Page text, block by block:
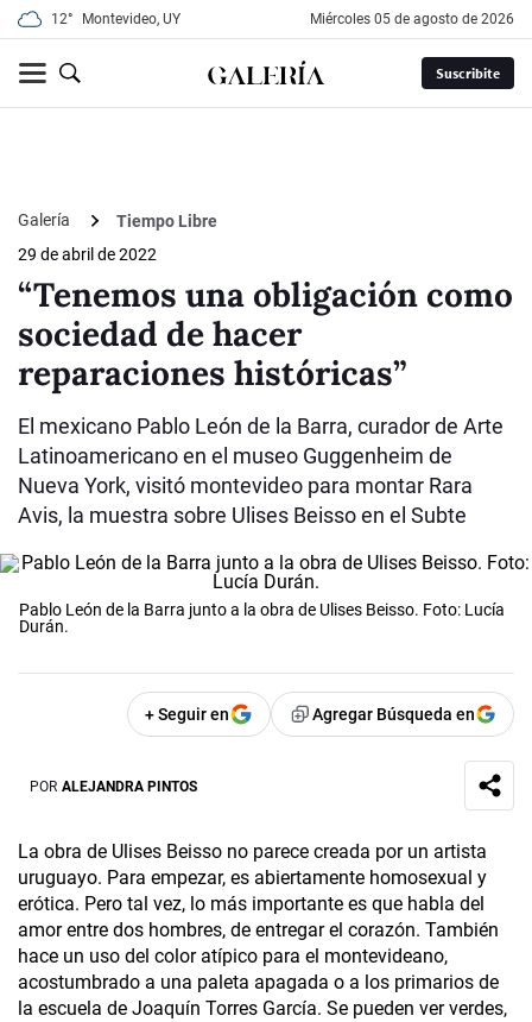
12° Montevideo, UY miércoles 05 de agosto de 2026
Suscribite
Galería
Tiempo Libre
29 de abril de 2022
“Tenemos una obligación como
sociedad de hacer
reparaciones históricas”
El mexicano Pablo León de la Barra, curador de Arte
Latinoamericano en el museo Guggenheim de
Nueva York, visitó montevideo para montar Rara
Avis, la muestra sobre Ulises Beisso en el Subte
Pablo León de la Barra junto a la obra de Ulises Beisso. Foto: Lucía
Durán.
+ Seguir en Agregar Búsqueda en
POR ALEJANDRA PINTOS
La obra de Ulises Beisso no parece creada por un artista
uruguayo. Para empezar, es abiertamente homosexual y
erótica. Pero tal vez, lo más importante es que habla del
amor entre dos hombres, de entregar el corazón. También
hace un uso del color atípico para el montevideano,
acostumbrado a una paleta apagada o a los primarios de
la escuela de Joaquín Torres García. Se pueden ver verdes,